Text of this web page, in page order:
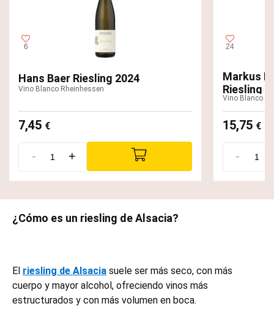
6
Hans Baer Riesling 2024
Vino Blanco Rheinhessen
7,45 €
- +
24
Markus
Riesling
Vino Blanco
15,75 €
-
¿Cómo es un riesling de Alsacia?
El riesling de Alsacia suele ser más seco, con más
cuerpo y mayor alcohol, ofreciendo vinos más
estructurados y con más volumen en boca.